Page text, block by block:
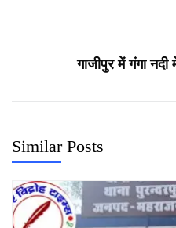
गाजीपुर में गंगा
Similar Posts